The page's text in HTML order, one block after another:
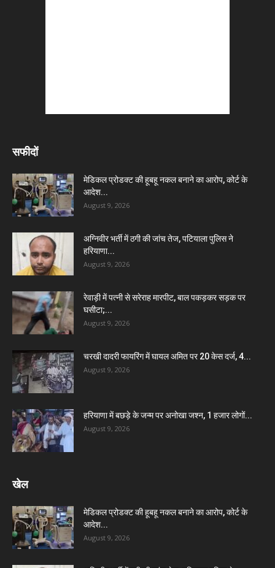
सफीदों
मेडिकल प्रोडक्ट की हूबहू नकल बनाने का आरोप, कोर्ट के
आदेश...
August 9, 2026
अग्निवीर भर्ती में ठगी की जांच तेज, पटियाला पुलिस ने
हरियाणा...
August 9, 2026
रेवाड़ी में पत्नी से सरेराह मारपीट, बाल पकड़कर सड़क पर
घसीटा;...
August 9, 2026
चरखी दादरी फायरिंग में घायल अमित पर 20 केस दर्ज, 4...
August 9, 2026
हरियाणा में बछड़े के जन्म पर अनोखा जश्न, 1 हजार लोगों...
August 9, 2026
खेल
मेडिकल प्रोडक्ट की हूबहू नकल बनाने का आरोप, कोर्ट के
आदेश...
August 9, 2026